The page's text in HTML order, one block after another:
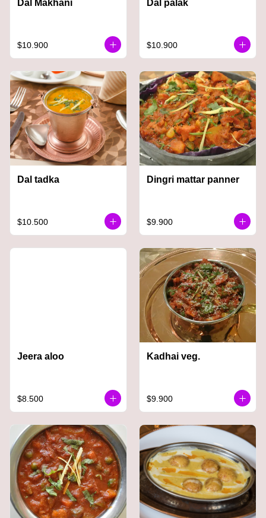
Dal Makhani
$10.900
Dal palak
$10.900
Dal tadka
$10.500
Dingri mattar panner
$9.900
Jeera aloo
$8.500
Kadhai veg.
$9.900